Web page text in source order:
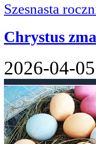
Szesnasta
Chrystus
2026-04-05